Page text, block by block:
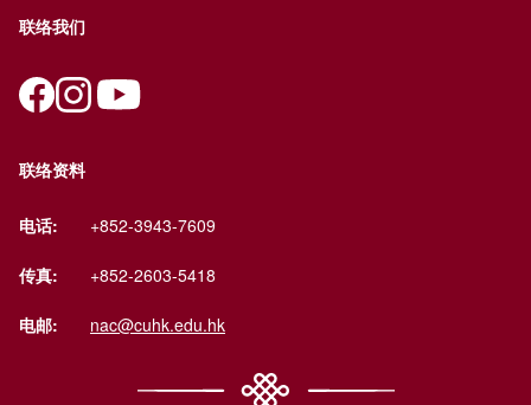
联络我们
联络资料
电话: +852-3943-7609
传真: +852-2603-5418
电邮: nac@cuhk.edu.hk